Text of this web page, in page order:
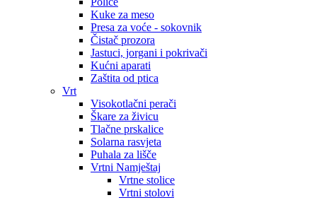
Kuke za meso
Presa za voće - sokovnik
Čistač prozora
Jastuci, jorgani i pokrivači
Kućni aparati
Zaštita od ptica
Vrt
Visokotlačni perači
Škare za živicu
Tlačne prskalice
Solarna rasvjeta
Puhala za lišče
Vrtni Namještaj
Vrtne stolice
Vrtni stolovi